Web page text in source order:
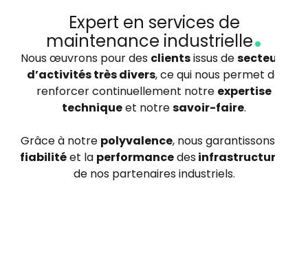
Expert en services de
maintenance industrielle.
Nous œuvrons pour des clientsissus desecteurs
d’activités très divers, ce qui nous permet de
renforcer continuellement notre expertise
techniqueet notresavoir-faire.
Grâce à notre polyvalence, nous garantissons la
fiabilitéet la performancedesinfrastructures
de nos partenaires industriels.